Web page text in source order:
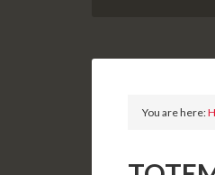
You are here: